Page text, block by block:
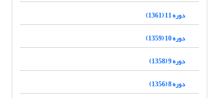
دوره 11 (1361)
دوره 10 (1359)
دوره 9 (1358)
دوره 8 (1356)